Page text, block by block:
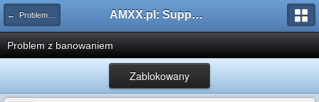
← Problemy z pluginami AMXX.pl: Support AMX Mod X i SourceMod
Problem z banowaniem
Zablokowany